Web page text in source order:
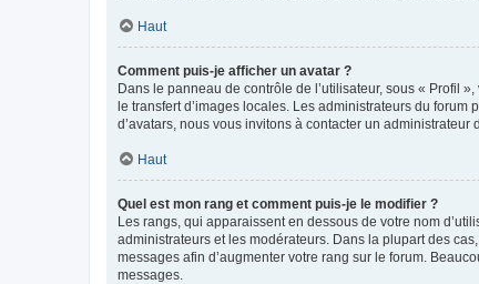
Haut
Comment puis-je afficher un avatar ?
Dans le panneau de contrôle de l’utilisateur, sous « Profil
le transfert d’images locales. Les administrateurs du
d’avatars, nous vous invitons à contacter un administrateur
Haut
Quel est mon rang et comment puis-je le modifier ?
Les rangs, qui apparaissent en dessous de votre nom
administrateurs et les modérateurs. Dans la plupart des
messages afin d’augmenter votre rang sur le forum.
messages.